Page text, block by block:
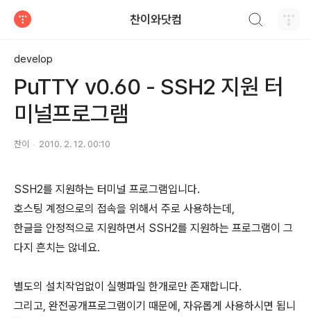
찬이와닷컴
develop
PuTTY v0.60 - SSH2 지원 터
미널프로그램
찬이 2010. 2. 12. 00:10
SSH2를 지원하는 터미널 프로그램입니다.
호스팅 계정으로의 접속을 위해서 주로 사용하는데,
한글을 안정적으로 지원하면서 SSH2를 지원하는 프로그램이 그
다지 흔치는 않네요.
별도의 설치작업없이 실행파일 한개로만 존재합니다.
그리고, 완전공개프로그램이기 때문에, 자유롭게 사용하시면 됩니